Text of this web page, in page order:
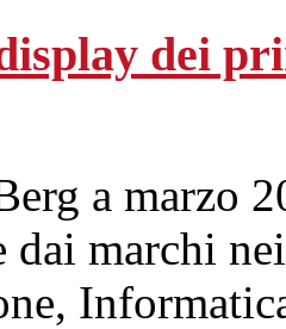
dei
a marzo
dai marchi